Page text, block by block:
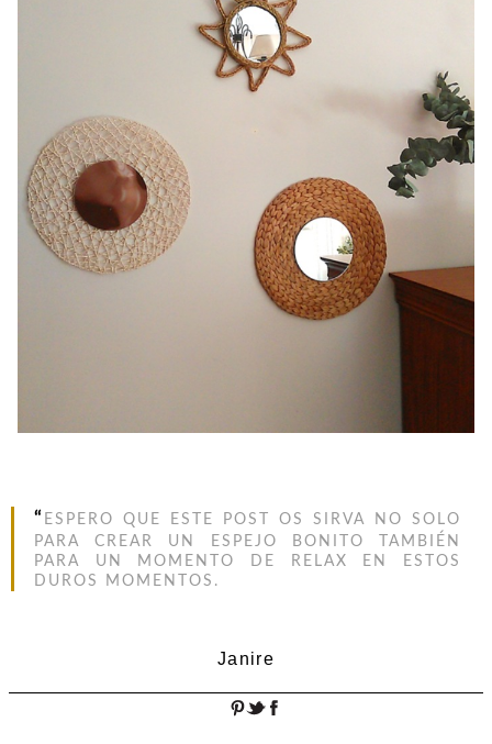
“ ESPERO QUE ESTE POST OS SIRVA NO SOLO
PARA CREAR UN ESPEJO BONITO TAMBIÉN
PARA UN MOMENTO DE RELAX EN ESTOS
DUROS MOMENTOS.
Janire